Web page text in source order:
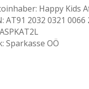
Happy Kids
AT91 2032 0321 0066
Sparkasse OÖ